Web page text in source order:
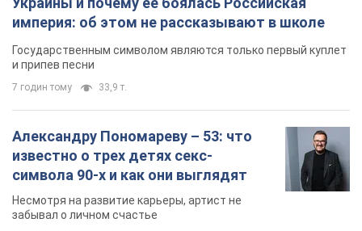
империя: об этом не рассказывают в школе
Государственным символом являются только первый куплет
и припев песни
7 годин тому 33,9 т.
Александру Пономареву – 53: что
известно о трех детях секс-
символа 90-х и как они выглядят
Несмотря на развитие карьеры, артист не
забывал о личном счастье